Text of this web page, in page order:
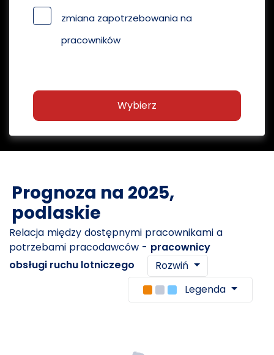
zmiana zapotrzebowania na
pracowników
Wybierz
Prognoza na 2025,
podlaskie
Relacja między dostępnymi pracownikami a
potrzebami pracodawców - pracownicy
obsługi ruchu lotniczego
Rozwiń
Legenda